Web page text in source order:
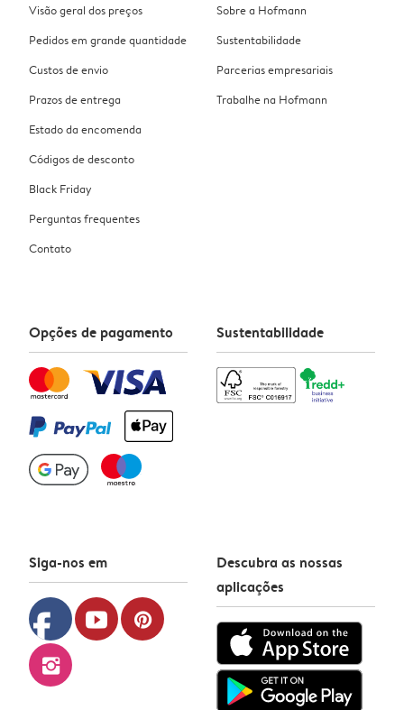
Visão geral dos preços
Pedidos em grande quantidade
Custos de envio
Prazos de entrega
Estado da encomenda
Códigos de desconto
Black Friday
Perguntas frequentes
Contato
Sobre a Hofmann
Sustentabilidade
Parcerias empresariais
Trabalhe na Hofmann
Opções de pagamento Sustentabilidade
Siga-nos em
facebook youtube pinterest
instagram
Descubra as nossas
aplicações